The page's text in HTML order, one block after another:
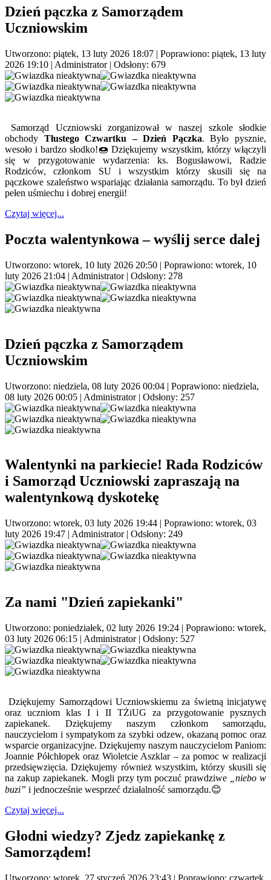
Dzień pączka z Samorządem
Uczniowskim
Utworzono: piątek, 13 luty 2026 18:07 | Poprawiono: piątek, 13 luty
2026 19:10 | Administrator| Odsłony: 679
Samorząd Uczniowski zorganizował w naszej szkole słodkie
obchody Tłustego Czwartku – Dzień Pączka. Było pysznie,
wesoło i bardzo słodko!🍩 Dziękujemy wszystkim, którzy włączyli
się w przygotowanie wydarzenia: ks. Bogusławowi, Radzie
Rodziców, członkom SU i wszystkim którzy skusili się na
pączkowe szaleństwo wspariając działania samorządu. To był dzień
pełen uśmiechu i dobrej energii!
Czytaj więcej...
Poczta walentynkowa – wyślij serce dalej
Utworzono: wtorek, 10 luty 2026 20:50 | Poprawiono: wtorek, 10
luty 2026 21:04 | Administrator| Odsłony: 278
Dzień pączka z Samorządem
Uczniowskim
Utworzono: niedziela, 08 luty 2026 00:04 | Poprawiono: niedziela,
08 luty 2026 00:05 | Administrator| Odsłony: 257
Walentynki na parkiecie! Rada Rodziców
i Samorząd Uczniowski zapraszają na
walentynkową dyskotekę
Utworzono: wtorek, 03 luty 2026 19:44 | Poprawiono: wtorek, 03
luty 2026 19:47 | Administrator| Odsłony: 249
Za nami "Dzień zapiekanki"
Utworzono: poniedziałek, 02 luty 2026 19:24 | Poprawiono: wtorek,
03 luty 2026 06:15 | Administrator| Odsłony: 527
Dziękujemy Samorządowi Uczniowskiemu za świetną inicjatywę
oraz uczniom klas I i II TŻiUG za przygotowanie pysznych
zapiekanek. Dziękujemy naszym członkom samorządu,
nauczycielom i sympatykom za szybki odzew, okazaną pomoc oraz
wsparcie organizacyjne. Dziękujemy naszym nauczycielom Paniom:
Joannie Półchłopek oraz Wioletcie Aszklar – za pomoc w realizacji
przedsięwzięcia. Dziękujemy również wszystkim, którzy skusili się
na zakup zapiekanek. Mogli przy tym poczuć prawdziwe
„niebo w
buzi” i jednocześnie wesprzeć działalność samorządu.😊
Czytaj więcej...
Głodni wiedzy? Zjedz zapiekankę z
Samorządem!
Utworzono: wtorek, 27 styczeń 2026 23:43 | Poprawiono: czwartek,